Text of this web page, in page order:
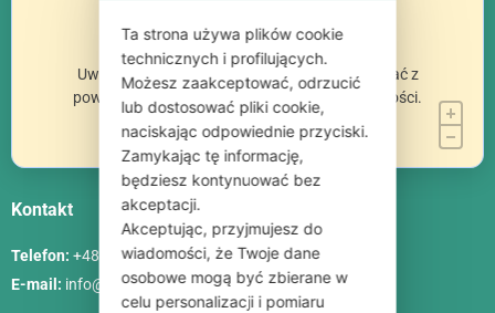
Uwaga: niektóre funkcje strony mogą nie działać z
powodu wybranych przez Ciebie opcji prywatności.
Kontakt
Telefon: +48 786 84 83 84
E-mail: info@poliszklarnia.pl
Ta strona używa plików cookie
technicznych i profilujących.
Możesz zaakceptować, odrzucić
lub dostosować pliki cookie,
naciskając odpowiednie przyciski.
Zamykając tę informację,
będziesz kontynuować bez
akceptacji.
Akceptując, przyjmujesz do
wiadomości, że Twoje dane
osobowe mogą być zbierane w
celu personalizacji i pomiaru